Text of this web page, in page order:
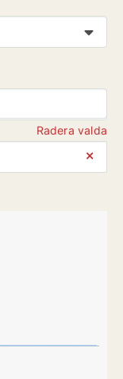
Radera valda
⨯